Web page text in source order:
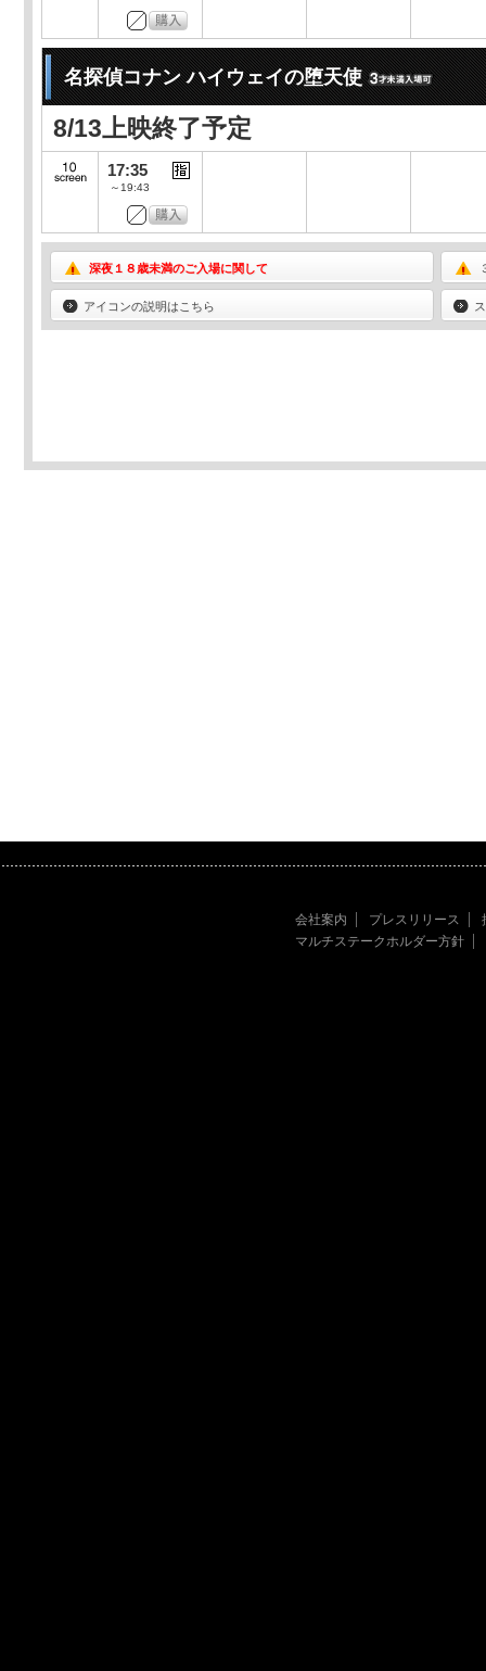
名探偵コナン ハイウェイの堕天使
8/13上映終了予定
17:35
～19:43
深夜１８歳未満のご入場に関して
アイコンの説明はこちら
会社案内 プレスリリース
マルチステークホルダー方針